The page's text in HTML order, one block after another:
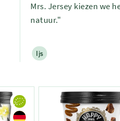
Mrs. Jersey kiezen we
natuur."
Ijs